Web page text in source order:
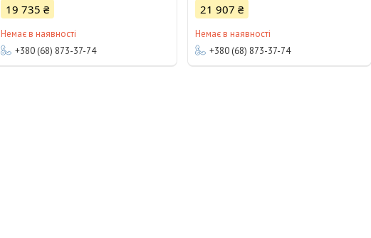
19 735 ₴
Немає в наявності
+380 (68) 873-37-74
21 907 ₴
Немає в наявності
+380 (68) 873-37-74